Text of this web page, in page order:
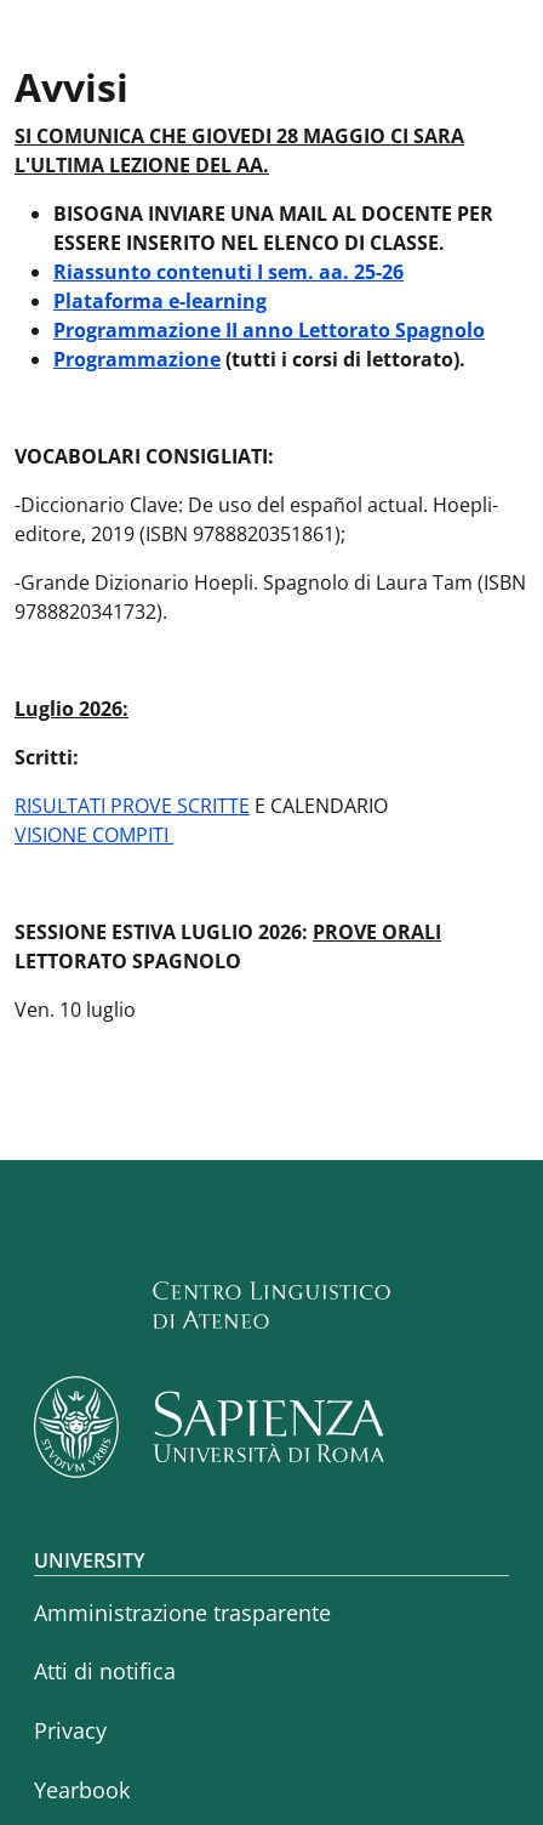
Avvisi
Avvisi:
SI COMUNICA CHE GIOVEDI 28 MAGGIO CI SARA
L'ULTIMA LEZIONE DEL AA.
BISOGNA INVIARE UNA MAIL AL DOCENTE PER
ESSERE INSERITO NEL ELENCO DI CLASSE.
Riassunto contenuti I sem. aa. 25-26
Plataforma e-learning
Programmazione II anno Lettorato Spagnolo
Programmazione(tutti i corsi di lettorato).
VOCABOLARI CONSIGLIATI:
-Diccionario Clave: De uso del español actual. Hoepli-
editore, 2019 (ISBN 9788820351861);
-Grande Dizionario Hoepli. Spagnolo di Laura Tam (ISBN
9788820341732).
Luglio 2026:
Scritti:
RISULTATI PROVE SCRITTE E CALENDARIO
VISIONE COMPITI
SESSIONE ESTIVA LUGLIO 2026: PROVE ORALI
LETTORATO SPAGNOLO
Ven. 10 luglio
Footer menu
UNIVERSITY
Amministrazione trasparente
Atti di notifica
Privacy
Yearbook